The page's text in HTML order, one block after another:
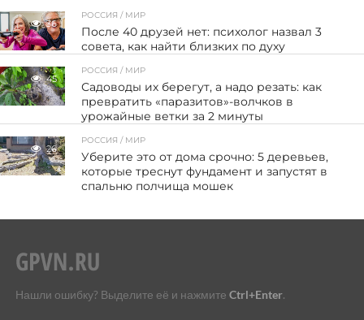
36
РОССИЯ / МИР
После 40 друзей нет: психолог назвал 3
совета, как найти близких по духу
45
РОССИЯ / МИР
Садоводы их берегут, а надо резать: как
превратить «паразитов»-волчков в
урожайные ветки за 2 минуты
26
РОССИЯ / МИР
Уберите это от дома срочно: 5 деревьев,
которые треснут фундамент и запустят в
спальню полчища мошек
Нашли ошибку? Выделите её и нажмите Ctrl+Enter.